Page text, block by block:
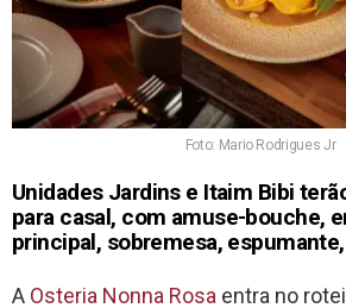
Foto: Mario Rodrigues Jr
Unidades Jardins e Itaim Bibi
para casal, com amuse-bouche,
principal, sobremesa,
A Osteria Nonna Rosa entra no